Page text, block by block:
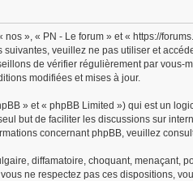
», « PN - Le forum » et « https://
veuillez ne pas utiliser et
de vérifier régulièrement par
modifiées et mises à jour.
» et « phpBB Limited ») qui est un
but de faciliter les discussions sur
concernant phpBB, veuillez
diffamatoire, choquant,
ne respectez pas ces dispositions,